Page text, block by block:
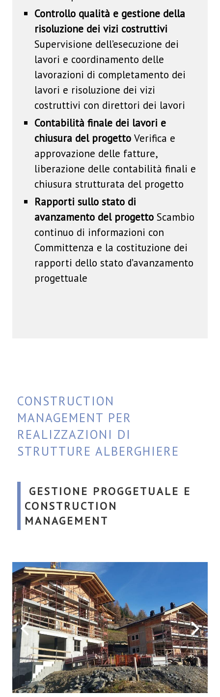
Controllo qualità e gestione della
risoluzione dei vizi costruttivi
Supervisione dell’esecuzione dei
lavori e coordinamento delle
lavorazioni di completamento dei
lavori e risoluzione dei vizi
costruttivi con direttori dei lavori
Contabilità finale dei lavori e
chiusura del progetto Verifica e
approvazione delle fatture,
liberazione delle contabilità finali e
chiusura strutturata del progetto
Rapporti sullo stato di
avanzamento del progetto Scambio
continuo di informazioni con
Committenza e la costituzione dei
rapporti dello stato d’avanzamento
progettuale
CONSTRUCTION
MANAGEMENT PER
REALIZZAZIONI DI
STRUTTURE ALBERGHIERE
GESTIONE PROGGETUALE E
CONSTRUCTION
MANAGEMENT